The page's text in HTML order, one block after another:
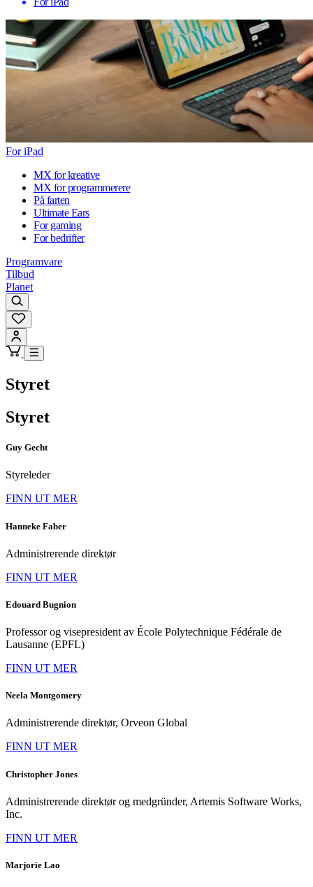
For iPad
MX for kreative
MX for programmerere
På farten
Ultimate Ears
For gaming
For bedrifter
Programvare
Tilbud
Planet
Styret
Styret
Guy Gecht
Styreleder
FINN UT MER
Hanneke Faber
Administrerende direktør
FINN UT MER
Edouard Bugnion
Professor og visepresident av École Polytechnique Fédérale de
Lausanne (EPFL)
FINN UT MER
Neela Montgomery
Administrerende direktør, Orveon Global
FINN UT MER
Christopher Jones
Administrerende direktør og medgründer, Artemis Software Works,
Inc.
FINN UT MER
Marjorie Lao